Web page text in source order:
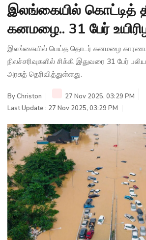
இலங்கையில் கொட்டித்
கனமழை.. 31 பேர்
இலங்கையில் பெய்த தொடர் கனமழை
நிலச்சரிவுகளில் சிக்கி இதுவரை 31 பேர்
அரசுத் தெரிவித்துள்ளது.
ByChriston
27 Nov 2025, 03:29 PM
Last Update : 27 Nov 2025, 03:29 PM